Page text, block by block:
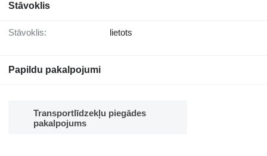
Stāvoklis
Stāvoklis: lietots
Papildu pakalpojumi
Transportlīdzekļu piegādes
pakalpojums